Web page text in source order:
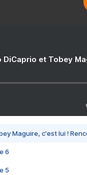
DiCaprio et Tobey
Maguire, c'est lui !
6
5